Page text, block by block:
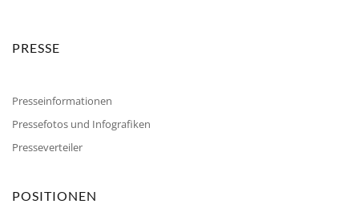
PRESSE
Presseinformationen
Pressefotos und Infografiken
Presseverteiler
POSITIONEN